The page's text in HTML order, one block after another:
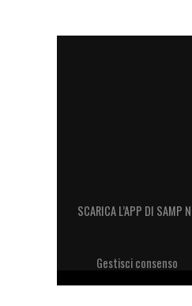
SCARICA L’APP DI SAMP
Gestisci consenso